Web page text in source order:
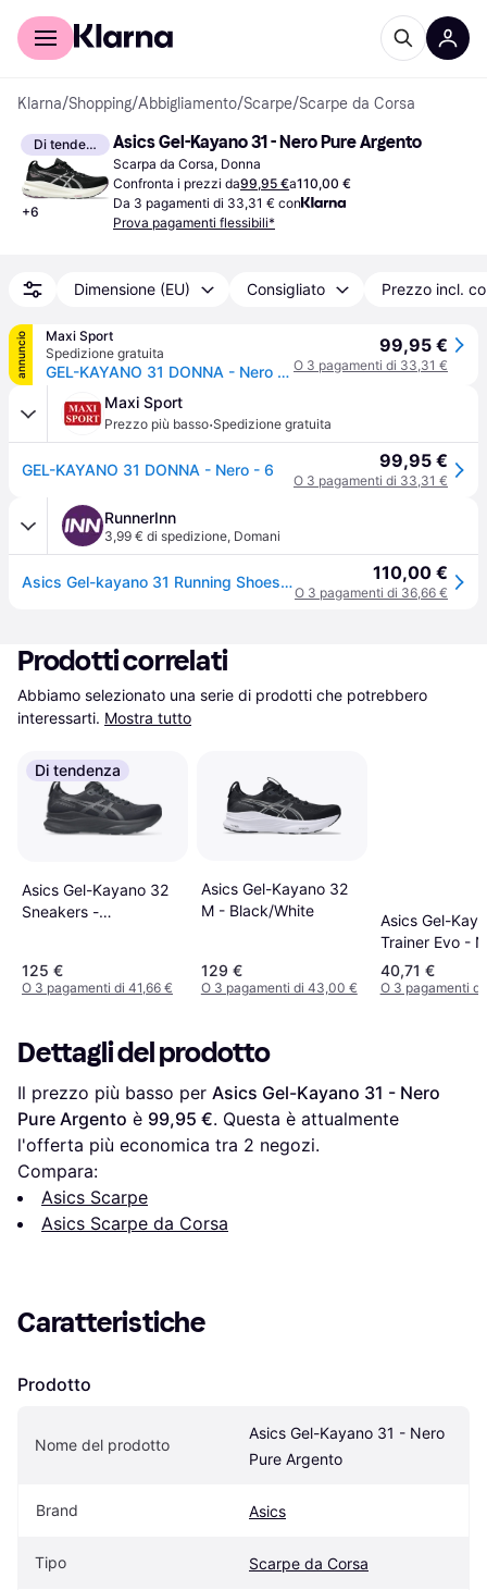
Per il tuo shopping
Klarna/Shopping/Abbigliamento/Scarpe/Scarpe da Corsa
Di tendenza
+6
Asics Gel-Kayano 31 - Nero Pure Argento
Scarpa da Corsa, Donna
Confronta i prezzi da99,95 €a110,00 €
Da 3 pagamenti di 33,31 € con
Prova pagamenti flessibili*
Dimensione (EU) Consigliato Prezzo incl.
annuncio
Maxi Sport
Spedizione gratuita
GEL-KAYANO 31 DONNA - Nero - 6
99,95 €
O 3 pagamenti di 33,31 €
Maxi Sport
Prezzo più basso·Spedizione gratuita
GEL-KAYANO 31 DONNA - Nero - 6 99,95 €
O 3 pagamenti di 33,31 €
RunnerInn
3,99 € di spedizione, Domani
Asics Gel-kayano 31 Running Shoes Nero EU 37 Donna 110,00 €
O 3 pagamenti di 36,66 €
Prodotti correlati
Abbiamo selezionato una serie di prodotti che potrebbero
interessarti. Mostra tutto
Di tendenza
Asics Gel-Kayano 32
Sneakers -
125 €
O 3 pagamenti di 41,66 €
Asics Gel-Kayano 32
M - Black/White
129 €
O 3 pagamenti di 43,00 €
Asics Gel-
Trainer Evo -
40,71 €
O 3 pagamenti di
Dettagli del prodotto
Il prezzo più basso per Asics Gel-Kayano 31 - Nero
Pure Argento è 99,95 €. Questa è attualmente
l'offerta più economica tra 2 negozi.
Compara:
Asics Scarpe
Asics Scarpe da Corsa
Caratteristiche
Prodotto
Nome del prodotto
Asics Gel-Kayano 31 - Nero
Pure Argento
Brand Asics
Tipo Scarpe da Corsa